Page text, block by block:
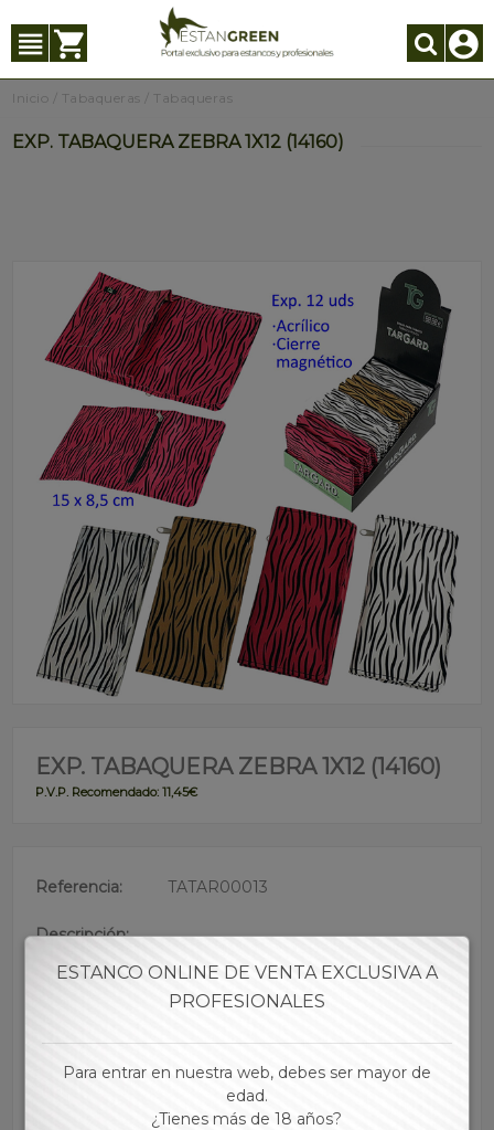
Inicio Tabaqueras Tabaqueras
EXP. TABAQUERA ZEBRA 1X12 (14160)
EXP. TABAQUERA ZEBRA 1X12 (14160)
P.V.P. Recomendado: 11,45€
Referencia: TATAR00013
Descripción:
• Medidas abierta: 23 x 26 x 0,6cm
accesorios para tu estanco lo encontraras en nuestra
web
ESTANCO ONLINE DE VENTA EXCLUSIVA A
PROFESIONALES
Para entrar en nuestra web, debes ser mayor de
edad.
¿Tienes más de 18 años?